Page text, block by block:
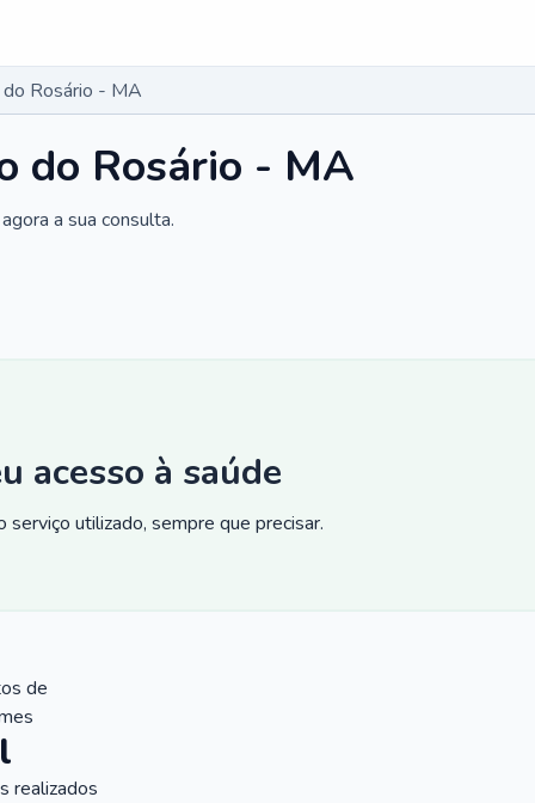
Rosário - MA
do Rosário - MA
a sua consulta.
acesso à saúde
utilizado, sempre que precisar.
de
realizados